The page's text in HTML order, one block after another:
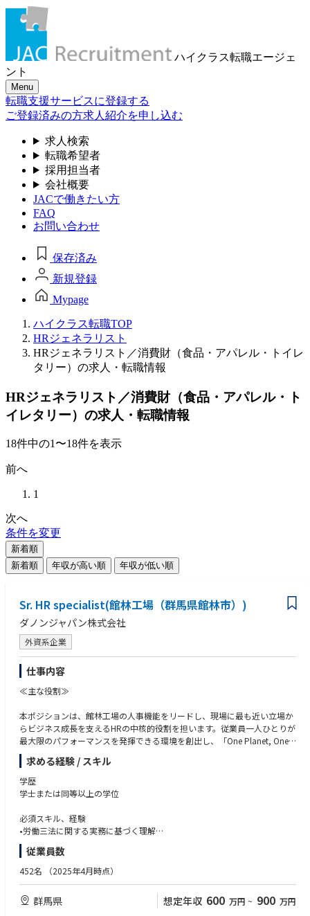
ハイクラス転職エージェ
ント
Menu
転職支援サービスに登録する
ご登録済みの方求人紹介を申し込む
求人検索
転職希望者
採用担当者
会社概要
JACで働きたい方
FAQ
お問い合わせ
保存済み
新規登録
Mypage
ハイクラス転職TOP
HRジェネラリスト
HRジェネラリスト／消費財（食品・アパレル・トイレ
タリー）の求人・転職情報
HRジェネラリスト／消費財（食品・アパレル・ト
イレタリー）の求人・転職情報
18件中の1〜18件を表示
前へ
1
次へ
条件を変更
新着順
新着順
年収が高い順 年収が低い順
Sr. HR specialist(館林工場（群馬県館林市）)
ダノンジャパン株式会社
外資系企業
仕事内容
≪主な役割≫
本ポジションは、館林工場の人事機能をリードし、現場に最も近い立場か
らビジネス成長を支えるHRの中核的役割を担います。従業員一人ひとりが
最大限のパフォーマンスを発揮できる環境を創出し、「One Planet, One H
ealth」の実現に貢献していただきます。
具体的には以下の領域において、戦略と実行の両面から主体的にリードい
ただきます：
■人事労務管理の推進・高度化
工場における労務管理全般を担い、コンプライアンスを確保しながら、リ
安心して働ける環境づくりを推進します。
■採用およびオンボーディングのリード
工場の持続的な成長を支える人材確保に向け、派遣採用活動を主体的に推
進します。特にオペレーターレイヤの早期活躍・定着を実現するオンボー
求める経験 / スキル
学歴
学士または同等以上の学位
必須スキル、経験
•労働三法に関する実務に基づく理解
•製造業における人事の、複数年以上の豊富な実務経験
•データ分析およびデータ管理スキル
•メンタルヘルスなどの労務管理対応経験
•HRとしてマネジメントとの良好な関係構築経験
•（尚可）ビジネス英語能力/経験が無くとも入社後自発的に語学を取り組
従業員数
452名 （2025年4月時点）
群馬県 想定年収 600 万円 ~ 900 万円